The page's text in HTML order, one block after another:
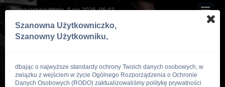
Teraz jest niedziela, 9 sie 2026, 06:43
Szanowna Użytkowniczko,
Szanowny Użytkowniku,
dbając o najwyższe standardy ochrony Twoich danych osobowych, w
związku z wejściem w życie Ogólnego Rozporządzenia o Ochronie
Danych Osobowych (RODO) zaktualizowaliśmy politykę prywatności